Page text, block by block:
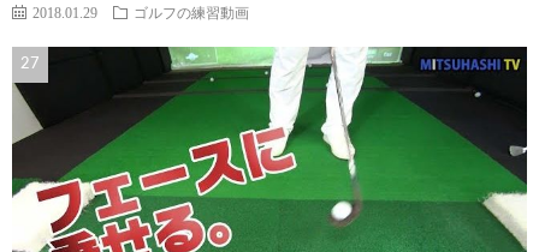
2018.01.29 ゴルフの練習動画